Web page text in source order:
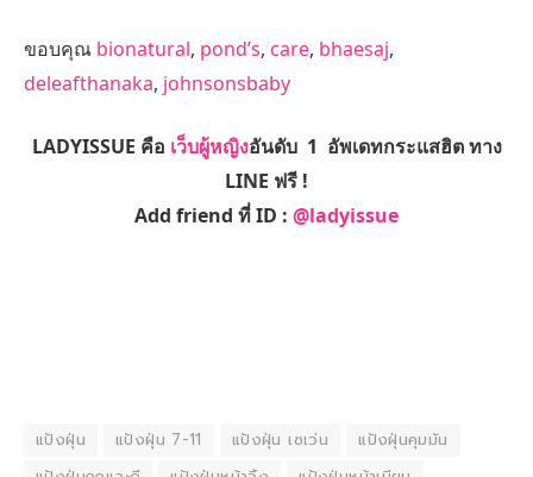
ขอบคุณ bionatural, pond’s, care, bhaesaj,
deleafthanaka, johnsonsbaby
LADYISSUE คือ เว็บผู้หญิงอันดับ 1 อัพเดทกระแสฮิต ทาง
LINE ฟรี !
Add friend ที่ ID : @ladyissue
แป้งฝุ่น แป้งฝุ่น 7-11 แป้งฝุ่น เซเว่น
แป้งฝุ่นคุมมัน